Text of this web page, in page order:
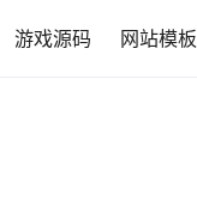
游戏源码 网站模板